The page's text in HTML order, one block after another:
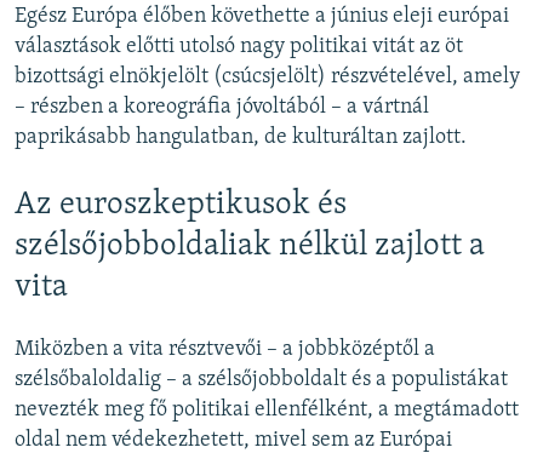
Egész Európa élőben követhette a június eleji európai
választások előtti utolsó nagy politikai vitát az öt
bizottsági elnökjelölt (csúcsjelölt) részvételével, amely
– részben a koreográfia jóvoltából – a vártnál
paprikásabb hangulatban, de kulturáltan zajlott.
Az euroszkeptikusok és
szélsőjobboldaliak nélkül zajlott a
vita
Miközben a vita résztvevői – a jobbközéptől a
szélsőbaloldalig – a szélsőjobboldalt és a populistákat
nevezték meg fő politikai ellenfélként, a megtámadott
oldal nem védekezhetett, mivel sem az Európai